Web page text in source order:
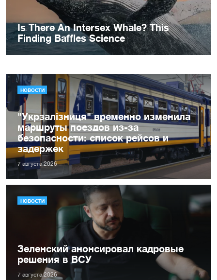
НОВОСТИ
"Укрзалізниця" временно изменила
маршруты поездов из-за
безопасности: список рейсов и
задержек
7 августа 2026
НОВОСТИ
Зеленский анонсировал кадровые
решения в ВСУ
7 августа 2026